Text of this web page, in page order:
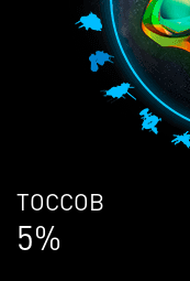
ЛЮДЕЙ
68%